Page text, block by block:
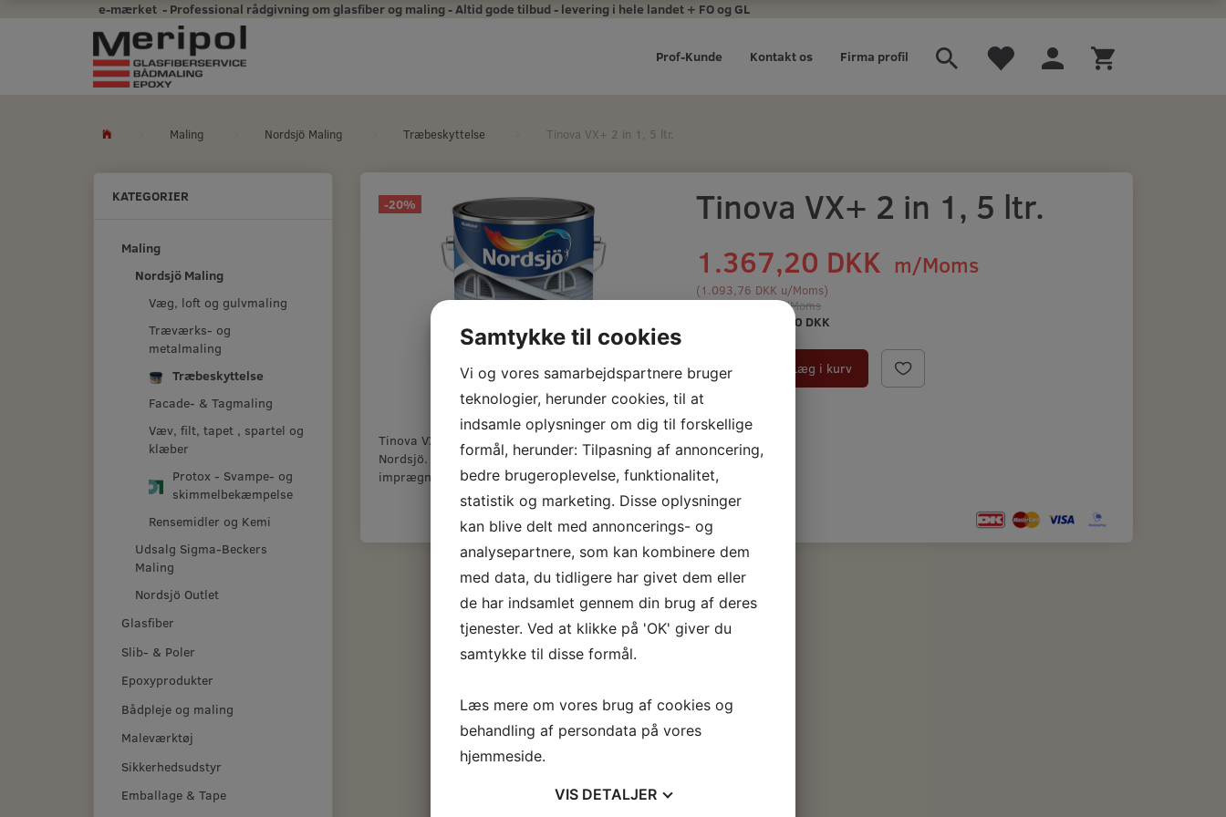
e-mærket - Professional rådgivning om glasfiber og maling - Altid gode tilbud - levering i hele landet + FO og GL
Firma profil
Kontakt os
Prof-Kunde
Maling Nordsjö Maling Træbeskyttelse Tinova VX+ 2 in 1, 5 ltr.
KATEGORIER
Maling
Nordsjö Maling
Væg, loft og gulvmaling
Træværks- og
metalmaling
Træbeskyttelse
Facade- & Tagmaling
Væv, filt, tapet , spartel og
klæber
Protox - Svampe- og
skimmelbekæmpelse
Rensemidler og Kemi
Udsalg Sigma-Beckers
Maling
Nordsjö Outlet
Glasfiber
Slib- & Poler
Epoxyprodukter
Bådpleje og maling
Maleværktøj
Sikkerhedsudstyr
Emballage & Tape
-20%
Tinova VX 2in1 5 L. 2 i 1 træbeskyttelse fra
Nordsjö. Indeholder grundolie for bedre
imprægnering af tørre brædder
Tinova VX+ 2 in 1, 5 ltr.
1.367,20 DKK m/Moms
(1.093,76 DKK u/Moms)
1.709,00 DKKm/Moms
341,80 DKK
Læg i kurv
Samtykke til cookies
Vi og vores samarbejdspartnere bruger
teknologier, herunder cookies, til at
indsamle oplysninger om dig til forskellige
formål, herunder: Tilpasning af annoncering,
bedre brugeroplevelse, funktionalitet,
statistik og marketing. Disse oplysninger
kan blive delt med annoncerings- og
analysepartnere, som kan kombinere dem
med data, du tidligere har givet dem eller
de har indsamlet gennem din brug af deres
tjenester. Ved at klikke på 'OK' giver du
samtykke til disse formål.
Læs mere om vores brug af cookies og
behandling af persondata på vores
hjemmeside.
VIS DETALJER